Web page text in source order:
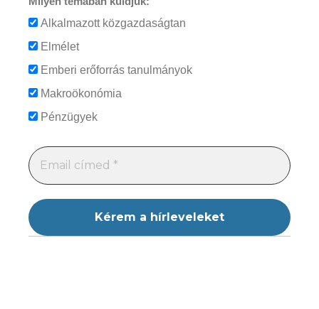
Alkalmazott közgazdaságtan
Elmélet
Emberi erőforrás tanulmányok
Makroökonómia
Pénzügyek